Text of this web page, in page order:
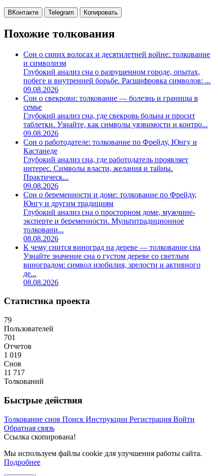
ВКонтакте Telegram Копировать
Похожие толкования
Сон о синих волосах и десятилетней войне: толкование
и символизм
Глубокий анализ сна о разрушенном городе, опытах,
побеге и внутренней борьбе. Расшифровка символов: ...
09.08.2026
Сон о свекрови: толкование — болезнь и границы в
семье
Глубокий анализ сна, где свекровь больна и просит
таблетки. Узнайте, как символы уязвимости и контро...
09.08.2026
Сон о работодателе: толкование по Фрейду, Юнгу и
Кастанеде
Глубокий анализ сна, где работодатель проявляет
интерес. Символы власти, желания и тайны.
Практическ...
09.08.2026
Сон о беременности и доме: толкование по Фрейду,
Юнгу и другим традициям
Глубокий анализ сна о просторном доме, мужчине-
эксперте и беременности. Мультитрадиционное
толковани...
08.08.2026
К чему снится виноград на дереве — толкование сна
Узнайте значение сна о густом дереве со светлым
виноградом: символ изобилия, зрелости и активного
де...
08.08.2026
Статистика проекта
79
Пользователей
701
Отчетов
1 019
Снов
11 717
Толкований
Быстрые действия
Толкование снов Поиск Инструкции Регистрация Войти
Обратная связь
Ссылка скопирована!
Мы используем файлы cookie для улучшения работы сайта.
Подробнее